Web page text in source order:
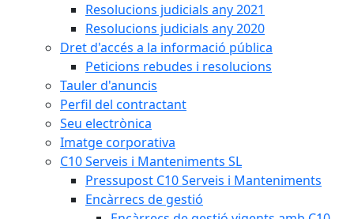
Resolucions judicials any 2021
Resolucions judicials any 2020
Dret d'accés a la informació pública
Peticions rebudes i resolucions
Tauler d'anuncis
Perfil del contractant
Seu electrònica
Imatge corporativa
C10 Serveis i Manteniments SL
Pressupost C10 Serveis i Manteniments
Encàrrecs de gestió